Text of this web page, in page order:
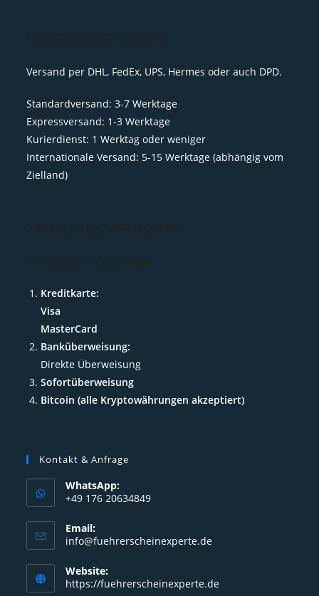
Versand per DHL, FedEx, UPS, Hermes oder auch DPD.
Standardversand: 3-7 Werktage
Expressversand: 1-3 Werktage
Kurierdienst: 1 Werktag oder weniger
Internationale Versand: 5-15 Werktage (abhängig vom
Zielland)
Kreditkarte:
Visa
MasterCard
Banküberweisung:
Direkte Überweisung
Sofortüberweisung
Bitcoin (alle Kryptowährungen akzeptiert)
Kontakt & Anfrage
WhatsApp:
+49 176 20634849
in
your
application
Email:
info@fuehrerscheinexperte.deOpens
application
Website:
https://fuehrerscheinexperte.de